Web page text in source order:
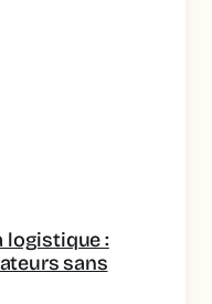
logistique :
sans